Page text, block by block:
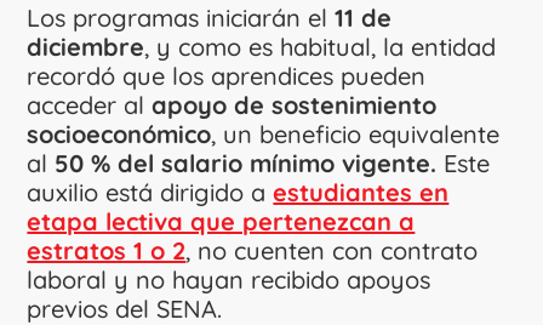
Los programas iniciarán el11 de
diciembre, y como es habitual, la entidad
recordó que los aprendices pueden
acceder alapoyo de sostenimiento
socioeconómico, un beneficio equivalente
al 50 % del salario mínimo vigente. Este
auxilio está dirigido aestudiantes en
etapa lectiva que pertenezcan a
estratos 1 o 2, no cuenten con contrato
laboral y no hayan recibido apoyos
previos del SENA.